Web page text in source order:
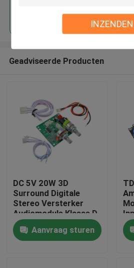
INZENDEN
Thuis
Geadviseerde Producten
DC 5V 20W 3D
Surround Digitale
Stereo Versterker
Audiomodule Klasse D
Versterker Board
Aanvraag sturen